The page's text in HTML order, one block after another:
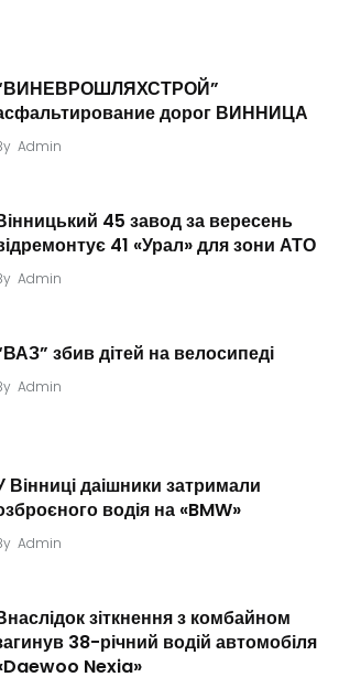
дорог ВИННИЦА
Admin
45 завод за вересень
41 «Урал» для зони АТО
Admin
збив дітей на велосипеді
Admin
Вінниці даішники затримали
водія на «BMW»
Admin
зіткнення з комбайном
38-річний водій автомобіля
Nexia»